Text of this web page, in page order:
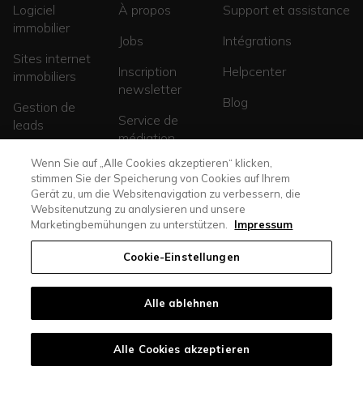
Logiciel
immobilier
Sites internet
immobiliers
Gestion de
leads
Sites de
promotions
À propos
Jobs
Inscription
newsletter
Service de
médiation
Support et assistance
Intégrations
Helpcenter
Blog
casasoft.ch© All rights reserved. |immoscout24.ch
Protection des
Cookies
Wenn Sie auf „Alle Cookies akzeptieren“ klicken,
stimmen Sie der Speicherung von Cookies auf Ihrem
Gerät zu, um die Websitenavigation zu verbessern, die
Websitenutzung zu analysieren und unsere
Marketingbemühungen zu unterstützen.
Impressum
Cookie-Einstellungen
Alle ablehnen
Alle Cookies akzeptieren